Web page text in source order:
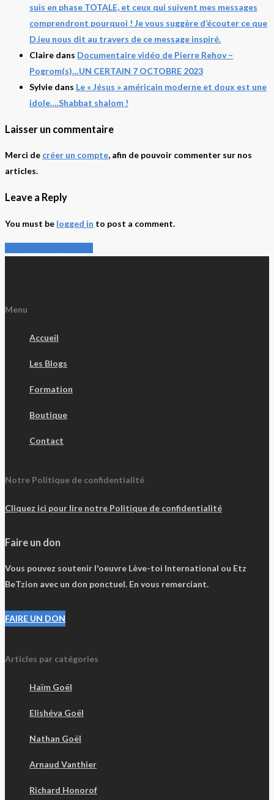
suis en phase TOTALE, et ceux qui suivent mes messages
comprendront pourquoi ! Je vous suggère d’écouter ce que
D.ieu nous dit au travers de ce message inspiré.
Claire dans Documentaire vidéo de Pierre Rehov –
Pogrom(s)…UN CERTAIN 7 OCTOBRE 2023
Sylvie dans Le « Jésus » américain moderne et doux est une
idole….Shabbat shalom !
Laisser un commentaire
Merci de créer un compte, afin de pouvoir commenter sur nos
articles.
Leave a Reply
You must be logged in to post a comment.
Menu
Accueil
Les Blogs
Formation
Boutique
Contact
Notre Politique de confidentialité
Cliquez ici pour lire notre Politique de confidentialité
Faire un don
Vous pouvez soutenir l'oeuvre Lève-toi International ou Etz
BeTzion avec un don ponctuel. En vous remerciant.
FAIRE UN DON
Articles par catégories
Haïm Goël
Elishéva Goël
Nathan Goël
Arnaud Vanthier
Richard Honorof